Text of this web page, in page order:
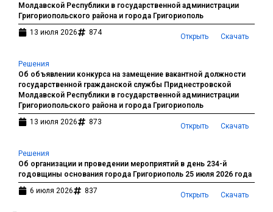
Молдавской Республики в государственной администрации
Григориопольского района и города Григориополь
13 июля 2026
874 Открыть Скачать
Решения
Об объявлении конкурса на замещение вакантной должности
государственной гражданской службы Приднестровской
Молдавской Республики в государственной администрации
Григориопольского района и города Григориополь
13 июля 2026
873 Открыть Скачать
Решения
Об организации и проведении мероприятий в день 234-й
годовщины основания города Григориополь 25 июля 2026 года
6 июля 2026
837 Открыть Скачать